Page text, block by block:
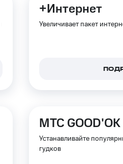
+Интернет
Увеличивает пакет
МТС GOOD'OK
Устанавливайте
гудков